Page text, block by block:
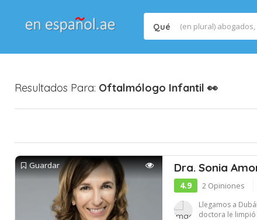
Qué
Resultados Para: Oftalmólogo Infantil 👀
Guardar Dra. Sonia
4.9 2 Opiniones
Llegamos a
doctora le limpió